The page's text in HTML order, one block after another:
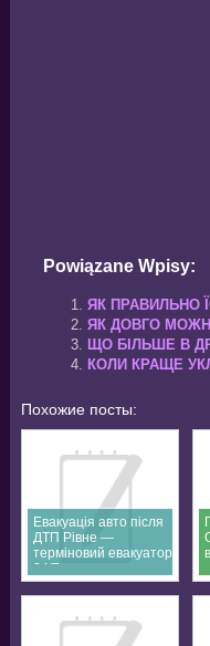
Powiązane Wpisy:
ЯК ПРАВИЛЬНО
ЯК ДОВГО
ЩО БІЛЬШЕ В
КОЛИ КРАЩЕ
Похожие посты:
Евакуація авто після
ДТП Рівне —
терміновий евакуатор
24/7